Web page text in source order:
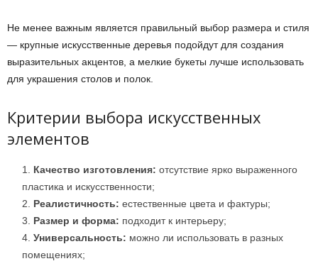
Не менее важным является правильный выбор размера и стиля
— крупные искусственные деревья подойдут для создания
выразительных акцентов, а мелкие букеты лучше использовать
для украшения столов и полок.
Критерии выбора искусственных
элементов
Качество изготовления: отсутствие ярко выраженного
пластика и искусственности;
Реалистичность: естественные цвета и фактуры;
Размер и форма: подходит к интерьеру;
Универсальность: можно ли использовать в разных
помещениях;